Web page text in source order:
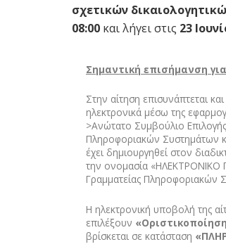
σχετικών
08:00 και λήγει στις 23
Σημαντική επισήμανση
Στην αίτηση επισυνάπτεται
ηλεκτρονικά μέσω της
>Ανώτατο Συμβούλιο
Πληροφοριακών Συστημάτων
έχει δημιουργηθεί στον
την ονομασία «ΗΛΕΚΤΡΟΝΙΚΟ
Γραμματείας Πληροφοριακών
Η ηλεκτρονική υποβολή της
επιλέξουν
βρίσκεται σε κατάσταση